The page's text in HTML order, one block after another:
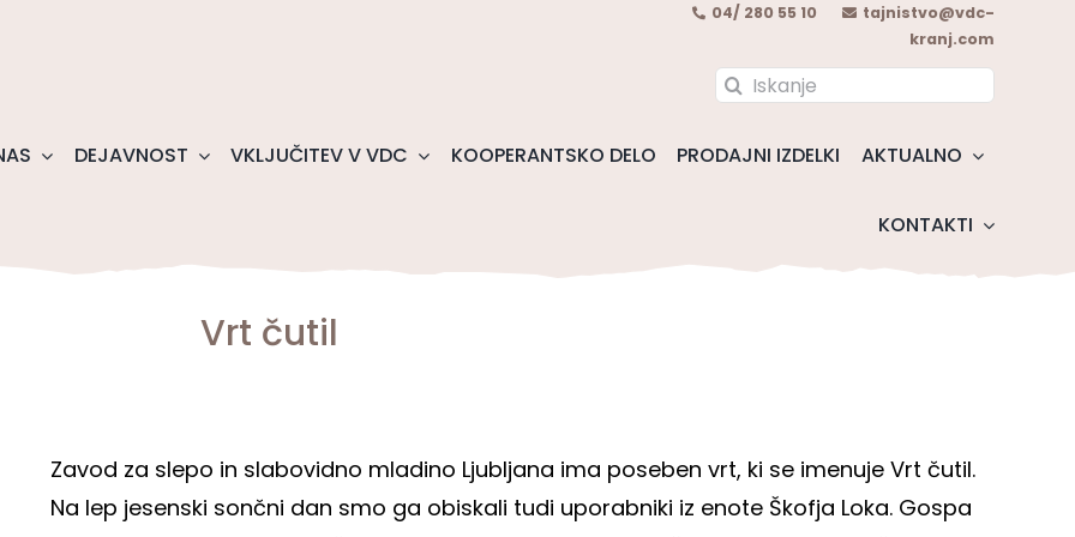
04/ 280 55 10
tajnistvo@vdc-
kranj.com
Search
DEJAVNOST VKLJUČITEV V VDC KOOPERANTSKO DELO PRODAJNI IZDELKI AKTUALNO
KONTAKTI
Vrt čutil
Zavod za slepo in slabovidno mladino Ljubljana ima poseben vrt, ki se imenuje Vrt čutil.
Na lep jesenski sončni dan smo ga obiskali tudi uporabniki iz enote Škofja Loka. Gospa